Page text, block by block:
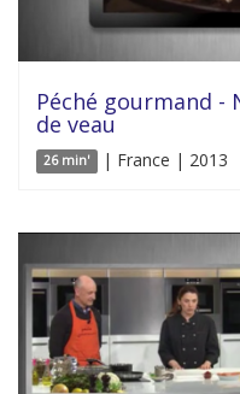
Péché gourmand -
de veau
26 min' | France | 2013